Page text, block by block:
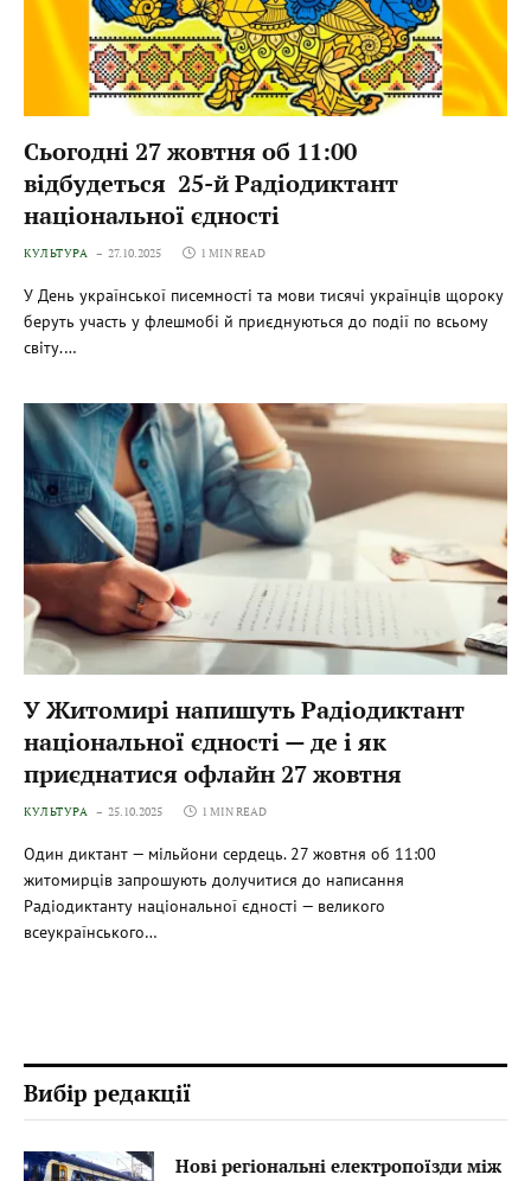
Сьогодні 27 жовтня об 11:00
відбудеться 25-й Радіодиктант
національної єдності
КУЛЬТУРА 27.10.2025 1 MIN READ
У День української писемності та мови тисячі українців щороку
беруть участь у флешмобі й приєднуються до події по всьому
світу.…
У Житомирі напишуть Радіодиктант
національної єдності — де і як
приєднатися офлайн 27 жовтня
КУЛЬТУРА 25.10.2025 1 MIN READ
Один диктант — мільйони сердець. 27 жовтня об 11:00
житомирців запрошують долучитися до написання
Радіодиктанту національної єдності — великого
всеукраїнського…
Вибір редакції
Нові регіональні електропоїзди між